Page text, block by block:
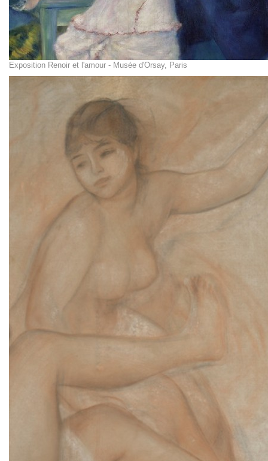
Exposition Renoir et l'amour - Musée d'Orsay, Paris